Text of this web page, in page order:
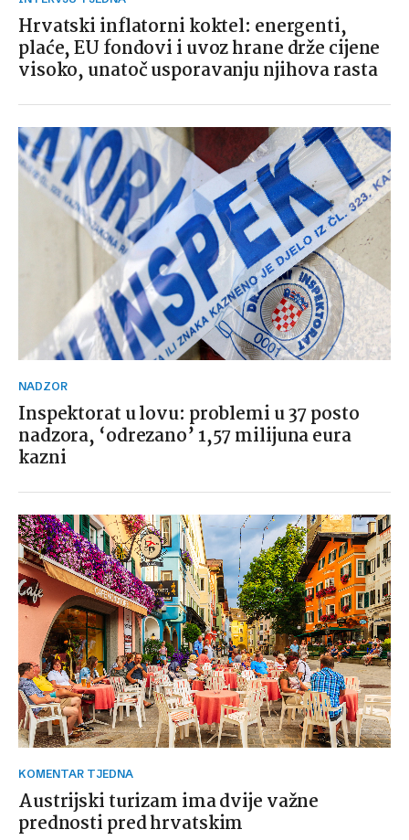
Hrvatski inflatorni koktel: energenti,
plaće, EU fondovi i uvoz hrane drže cijene
visoko, unatoč usporavanju njihova rasta
NADZOR
Inspektorat u lovu: problemi u 37 posto
nadzora, ‘odrezano’ 1,57 milijuna eura
kazni
KOMENTAR TJEDNA
Austrijski turizam ima dvije važne
prednosti pred hrvatskim